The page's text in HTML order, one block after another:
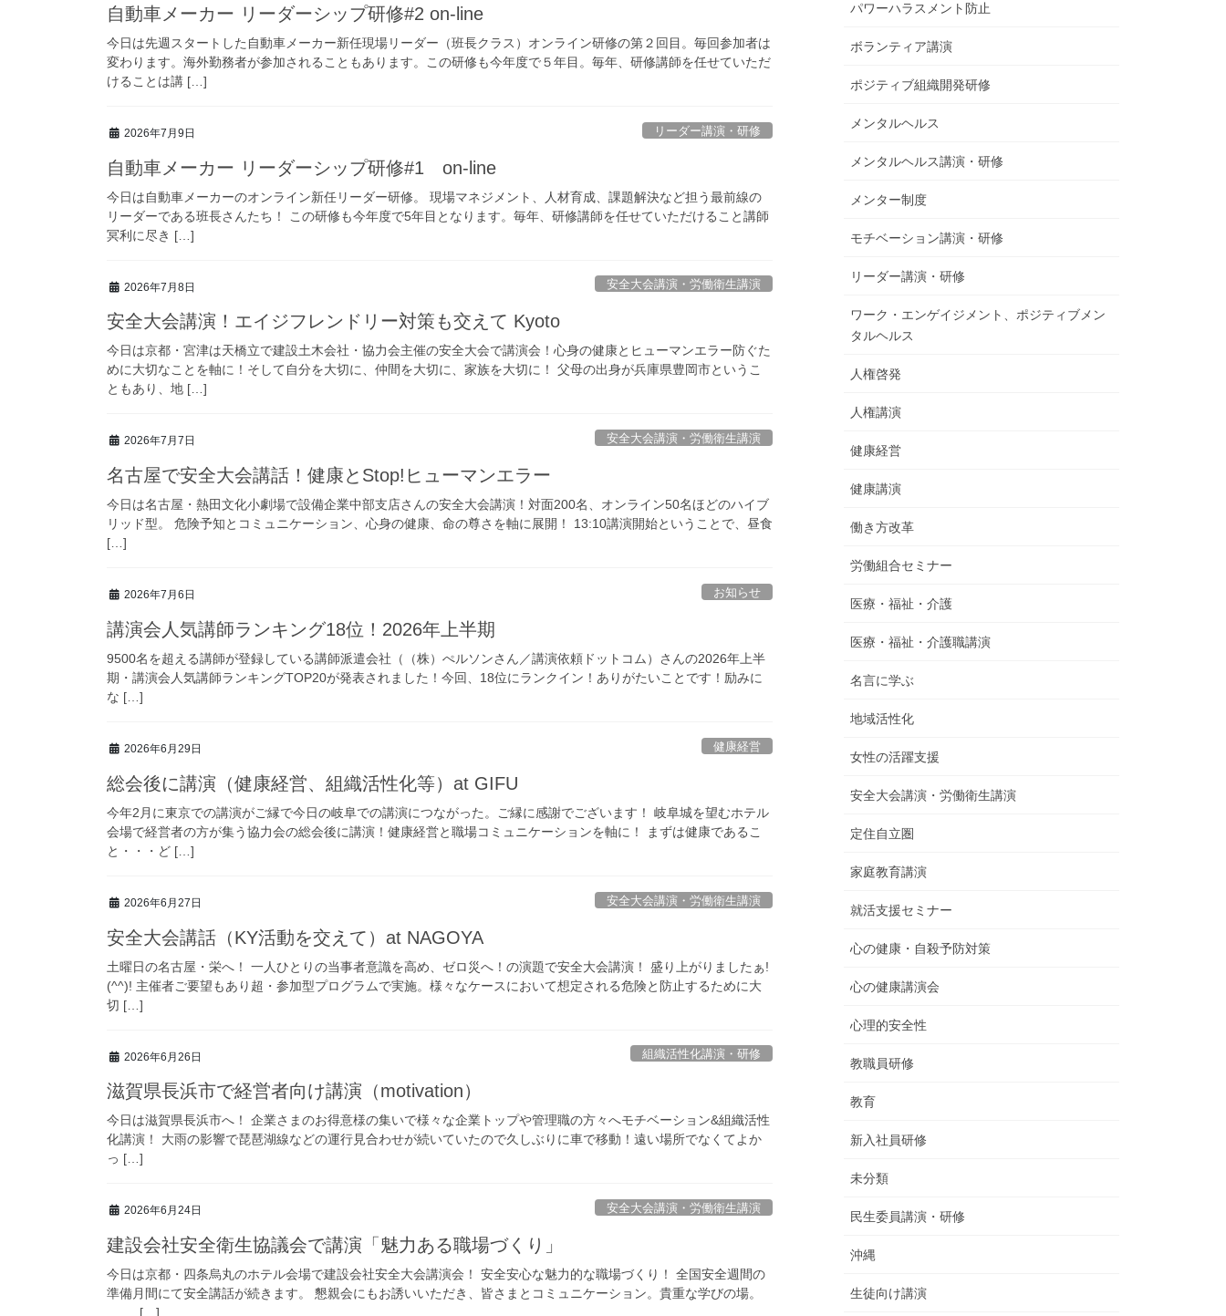
自動車メーカー リーダーシップ研修#2 on-line
今日は先週スタートした自動車メーカー新任現場リーダー（班長クラス）オンライン研修の第２回目。毎回参加者は
変わります。海外勤務者が参加されることもあります。この研修も今年度で５年目。毎年、研修講師を任せていただ
けることは講 […]
2026年7月9日 リーダー講演・研修
自動車メーカー リーダーシップ研修#1 on-line
今日は自動車メーカーのオンライン新任リーダー研修。 現場マネジメント、人材育成、課題解決など担う最前線の
リーダーである班長さんたち！ この研修も今年度で5年目となります。毎年、研修講師を任せていただけること講師
冥利に尽き […]
2026年7月8日 安全大会講演・労働衛生講演
安全大会講演！エイジフレンドリー対策も交えて Kyoto
今日は京都・宮津は天橋立で建設土木会社・協力会主催の安全大会で講演会！心身の健康とヒューマンエラー防ぐた
めに大切なことを軸に！そして自分を大切に、仲間を大切に、家族を大切に！ 父母の出身が兵庫県豊岡市というこ
ともあり、地 […]
2026年7月7日 安全大会講演・労働衛生講演
名古屋で安全大会講話！健康とStop!ヒューマンエラー
今日は名古屋・熱田文化小劇場で設備企業中部支店さんの安全大会講演！対面200名、オンライン50名ほどのハイブ
リッド型。 危険予知とコミュニケーション、心身の健康、命の尊さを軸に展開！ 13:10講演開始ということで、昼食
[…]
2026年7月6日 お知らせ
講演会人気講師ランキング18位！2026年上半期
9500名を超える講師が登録している講師派遣会社（（株）ぺルソンさん／講演依頼ドットコム）さんの2026年上半
期・講演会人気講師ランキングTOP20が発表されました！今回、18位にランクイン！ありがたいことです！励みに
な […]
2026年6月29日 健康経営
総会後に講演（健康経営、組織活性化等）at GIFU
今年2月に東京での講演がご縁で今日の岐阜での講演につながった。ご縁に感謝でございます！ 岐阜城を望むホテル
会場で経営者の方が集う協力会の総会後に講演！健康経営と職場コミュニケーションを軸に！ まずは健康であるこ
と・・・ど […]
2026年6月27日 安全大会講演・労働衛生講演
安全大会講話（KY活動を交えて）at NAGOYA
土曜日の名古屋・栄へ！ 一人ひとりの当事者意識を高め、ゼロ災へ！の演題で安全大会講演！ 盛り上がりましたぁ!
(^^)! 主催者ご要望もあり超・参加型プログラムで実施。様々なケースにおいて想定される危険と防止するために大
切 […]
2026年6月26日 組織活性化講演・研修
滋賀県長浜市で経営者向け講演（motivation）
今日は滋賀県長浜市へ！ 企業さまのお得意様の集いで様々な企業トップや管理職の方々へモチベーション&組織活性
化講演！ 大雨の影響で琵琶湖線などの運行見合わせが続いていたので久しぶりに車で移動！遠い場所でなくてよか
っ […]
2026年6月24日 安全大会講演・労働衛生講演
建設会社安全衛生協議会で講演「魅力ある職場づくり」
今日は京都・四条烏丸のホテル会場で建設会社安全大会講演会！ 安全安心な魅力的な職場づくり！ 全国安全週間の
準備月間にて安全講話が続きます。 懇親会にもお誘いいただき、皆さまとコミュニケーション。貴重な学びの場。
[…]
パワーハラスメント防止
ボランティア講演
ポジティブ組織開発研修
メンタルヘルス
メンタルヘルス講演・研修
メンター制度
モチベーション講演・研修
リーダー講演・研修
ワーク・エンゲイジメント、ポジティブメン
タルヘルス
人権啓発
人権講演
健康経営
健康講演
働き方改革
労働組合セミナー
医療・福祉・介護
医療・福祉・介護職講演
名言に学ぶ
地域活性化
女性の活躍支援
安全大会講演・労働衛生講演
定住自立圏
家庭教育講演
就活支援セミナー
心の健康・自殺予防対策
心の健康講演会
心理的安全性
教職員研修
教育
新入社員研修
未分類
民生委員講演・研修
沖縄
生徒向け講演